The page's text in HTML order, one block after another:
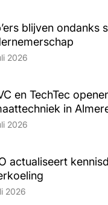
blijven ondanks
artikel
2026
en TechTec
in
artikel
2026
actualiseert
artikel
2026